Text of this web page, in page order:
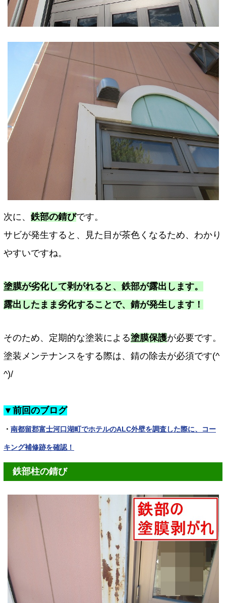
次に、 鉄部の錆びです。
サビが発生すると、見た目が茶色くなるため、わかり
やすいですね。
塗膜が劣化して剥がれると、鉄部が露出します。
露出したまま劣化することで、錆が発生します！
そのため、定期的な塗装による塗膜保護が必要です。
塗装メンテナンスをする際は、錆の除去が必須です(^
^)/
▼前回のブログ
・ 南都留郡富士河口湖町でホテルのALC外壁を調査した際に、コー
キング補修跡を確認！
鉄部柱の錆び